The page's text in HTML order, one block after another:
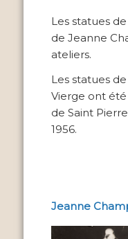
Les statues
de Jeanne
ateliers.
Les statues
Vierge ont été
de Saint
1956.
Jeanne